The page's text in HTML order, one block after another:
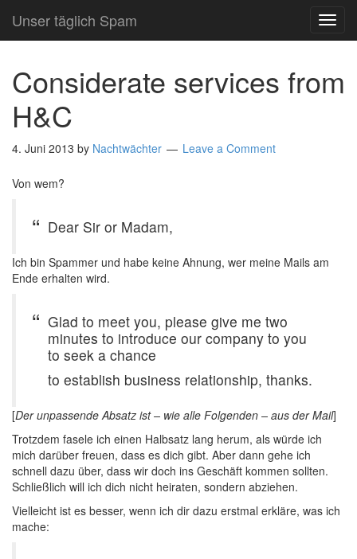
Unser täglich Spam
Considerate services from
H&C
4. Juni 2013 by Nachtwächter Leave a Comment
Von wem?
Dear Sir or Madam,
Ich bin Spammer und habe keine Ahnung, wer meine Mails am
Ende erhalten wird.
Glad to meet you, please give me two
minutes to introduce our company to you
to seek a chance
to establish business relationship, thanks.
[Der unpassende Absatz ist – wie alle Folgenden – aus der Mail]
Trotzdem fasele ich einen Halbsatz lang herum, als würde ich
mich darüber freuen, dass es dich gibt. Aber dann gehe ich
schnell dazu über, dass wir doch ins Geschäft kommen sollten.
Schließlich will ich dich nicht heiraten, sondern abziehen.
Vielleicht ist es besser, wenn ich dir dazu erstmal erkläre, was ich
mache: